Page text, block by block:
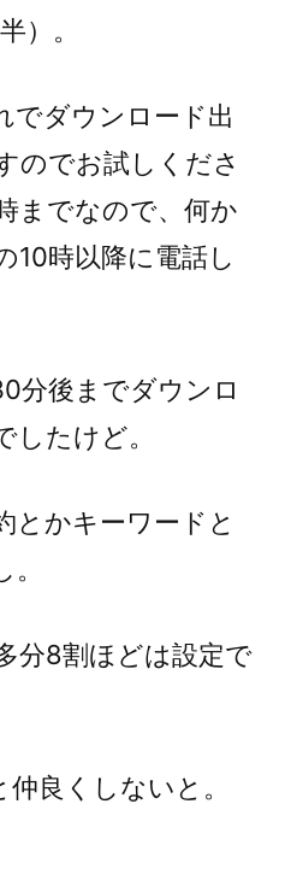
）。
でダウンロード出
のでお試しくださ
までなので、何か
10時以降に電話し
分後までダウンロ
したけど。
とかキーワードと
分8割ほどは設定で
良くしないと。